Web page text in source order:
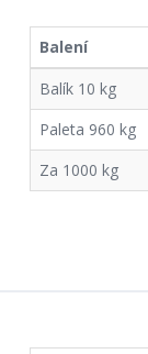
Balení
Balík 10 kg
Paleta 960 kg
Za 1000 kg